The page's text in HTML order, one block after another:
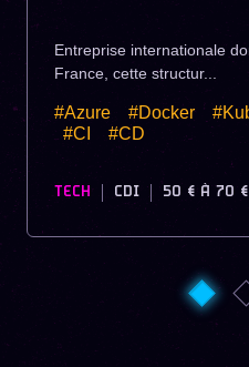
Entreprise internationale
France, cette structur...
#Azure #Docker
#CI
#CD
TECH CDI 50 € À 70 €